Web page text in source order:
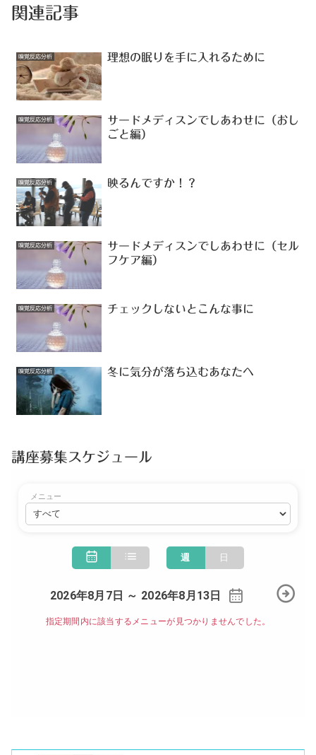
関連記事
嗅覚反応分析 理想の眠りを手に入れるために
嗅覚反応分析
サードメディスンでしあわせに（おし
ごと編）
嗅覚反応分析 映るんですか！？
嗅覚反応分析
サードメディスンでしあわせに（セル
フケア編）
嗅覚反応分析 チェックしないとこんな事に
嗅覚反応分析 冬に気分が落ち込むあなたへ
講座募集スケジュール